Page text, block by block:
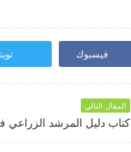
فيسبوك
المقال التالي
كتاب دليل المرشد الزراعي